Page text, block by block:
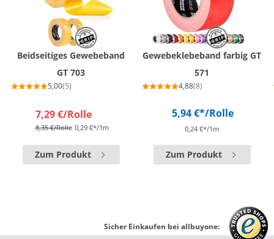
Beidseitiges Gewebeband
GT 703
5,00(5)
7,29 €/Rolle
8,35 €/Rolle 0,29 €*/1m
Zum Produkt
Gewebeklebeband farbig GT
571
4,88(8)
5,94 €*/Rolle
0,24 €*/1m
Zum Produkt
Sicher Einkaufen bei allbuyone: